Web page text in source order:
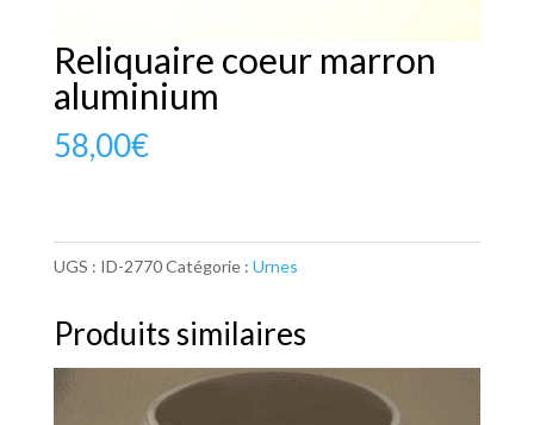
Reliquaire coeur marron
aluminium
58,00€
UGS : ID-2770Catégorie : Urnes
Produits similaires